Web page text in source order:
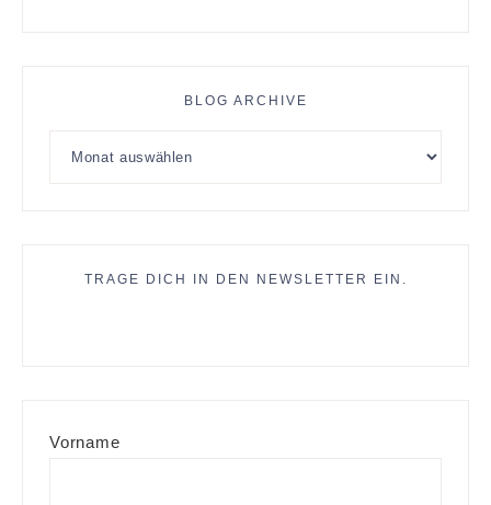
BLOG ARCHIVE
TRAGE DICH IN DEN NEWSLETTER EIN.
Vorname